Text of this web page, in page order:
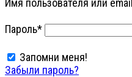
Имя пользователя или email
Пароль*
Запомни меня!
Забыли пароль?